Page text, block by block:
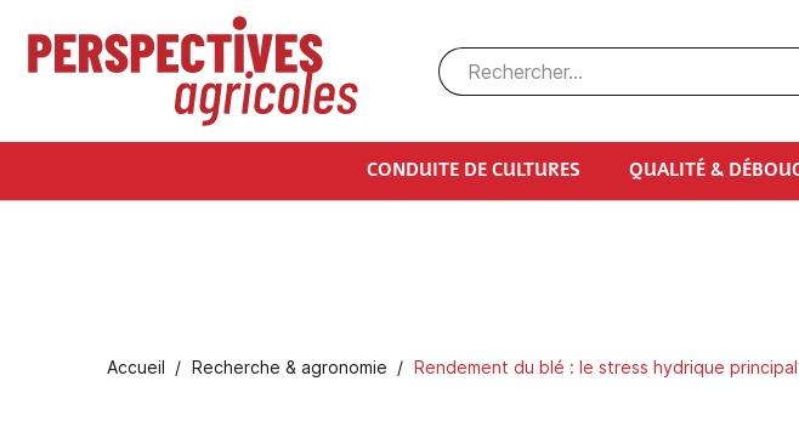
Aller au contenu principal
CONDUITE DE CULTURES QUALITÉ &
Fil d'Ariane
Accueil Recherche & agronomie Rendement du blé : le stress hydrique